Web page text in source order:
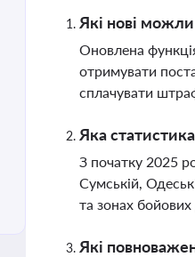
Які нові
Оновлена
отримувати
сплачувати
Яка
З початку 2025
Сумській,
та зонах бойових
Які